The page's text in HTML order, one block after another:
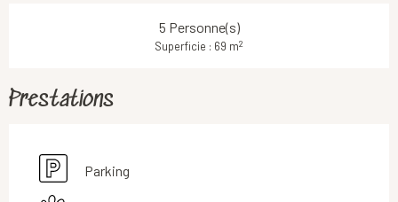
5 Personne(s)
Superficie : 69 m2
Prestations
Parking